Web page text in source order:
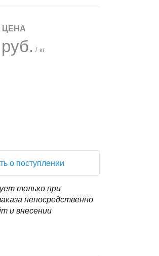
ЦЕНА
/ кг
о поступлении
только при
непосредственно
и внесении